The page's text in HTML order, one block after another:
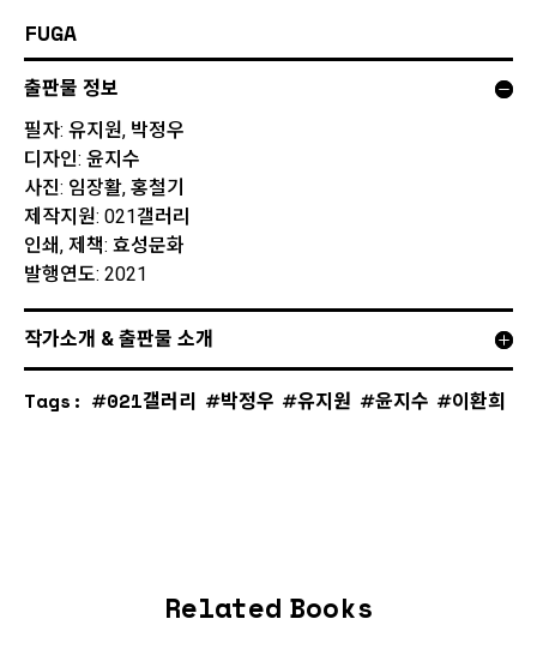
FUGA
출판물 정보
필자: 유지원, 박정우
디자인: 윤지수
사진: 임장활, 홍철기
제작지원: 021갤러리
인쇄, 제책: 효성문화
발행연도: 2021
작가소개 & 출판물 소개
Tags: 021갤러리 박정우 유지원 윤지수 이환희
Related Books